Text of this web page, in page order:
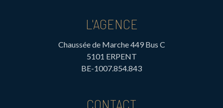
L'AGENCE
Chaussée de Marche 449 Bus C
5101 ERPENT
BE-1007.854.843
CONTACT